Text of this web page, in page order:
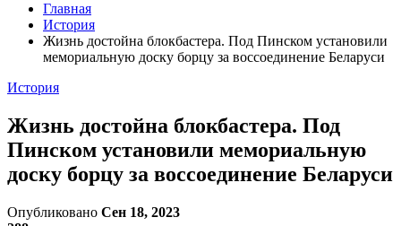
Главная
История
Жизнь достойна блокбастера. Под Пинском установили
мемориальную доску борцу за воссоединение Беларуси
История
Жизнь достойна блокбастера. Под
Пинском установили мемориальную
доску борцу за воссоединение Беларуси
Опубликовано Сен 18, 2023